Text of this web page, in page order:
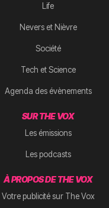
Life
Nevers et Nièvre
Société
Tech et Science
Agenda des évènements
SUR THE VOX
Les émissions
Les podcasts
À PROPOS DE THE VOX
Votre publicité sur The Vox